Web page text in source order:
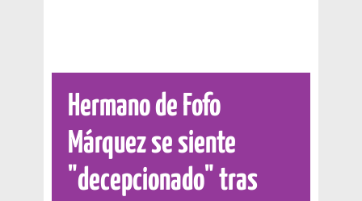
Hermano de Fofo
Márquez se siente
"decepcionado" tras